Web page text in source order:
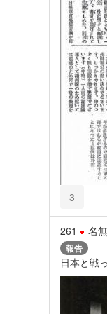
3
261 名
報告
日本と戦